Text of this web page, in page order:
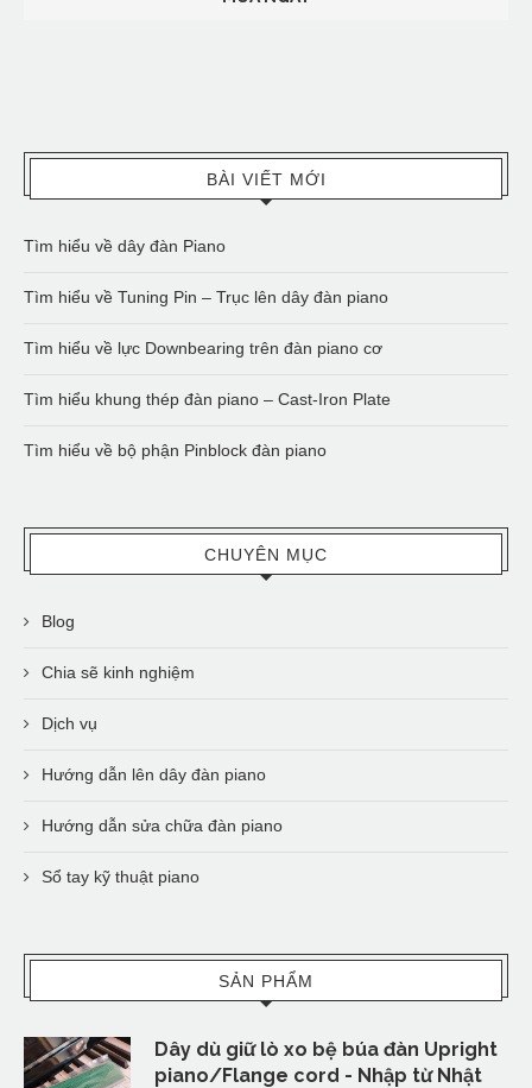
BÀI VIẾT MỚI
Tìm hiểu về dây đàn Piano
Tìm hiểu về Tuning Pin – Trục lên dây đàn piano
Tìm hiểu về lực Downbearing trên đàn piano cơ
Tìm hiểu khung thép đàn piano – Cast-Iron Plate
Tìm hiểu về bộ phận Pinblock đàn piano
CHUYÊN MỤC
Blog
Chia sẽ kinh nghiệm
Dịch vụ
Hướng dẫn lên dây đàn piano
Hướng dẫn sửa chữa đàn piano
Sổ tay kỹ thuật piano
SẢN PHẨM
Dây dù giữ lò xo bệ búa đàn Upright
piano/Flange cord - Nhập từ Nhật